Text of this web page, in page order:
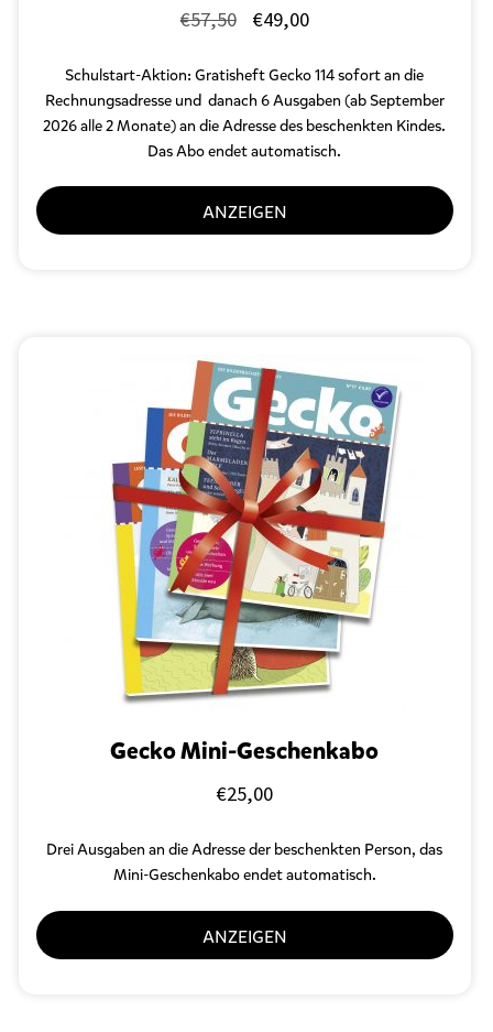
€57,50
Ursprünglicher
war:
€57,50
€49,00Aktueller
ist:
€49,00.
Schulstart-Aktion: Gratisheft Gecko 114 sofort an die
Rechnungsadresse und danach 6 Ausgaben (ab September
2026 alle 2 Monate) an die Adresse des beschenkten Kindes.
Das Abo endet automatisch.
ANZEIGEN
Gecko Mini-Geschenkabo
€25,00
Drei Ausgaben an die Adresse der beschenkten Person, das
Mini-Geschenkabo endet automatisch.
ANZEIGEN